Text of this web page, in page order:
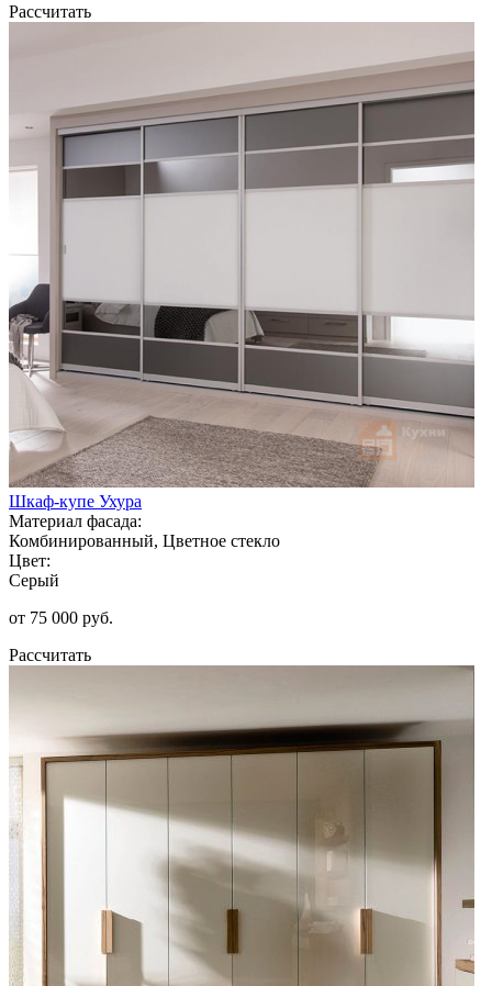
Рассчитать
Шкаф-купе Ухура
Материал фасада:
Комбинированный, Цветное стекло
Цвет:
Серый
от 75 000 руб.
Рассчитать